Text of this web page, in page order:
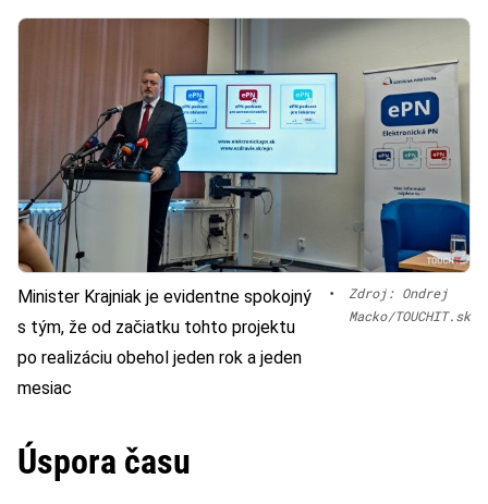
Minister Krajniak je evidentne spokojný
s tým, že od začiatku tohto projektu
po realizáciu obehol jeden rok a jeden
mesiac
•
Zdroj: Ondrej
Macko/TOUCHIT.sk
Úspora času